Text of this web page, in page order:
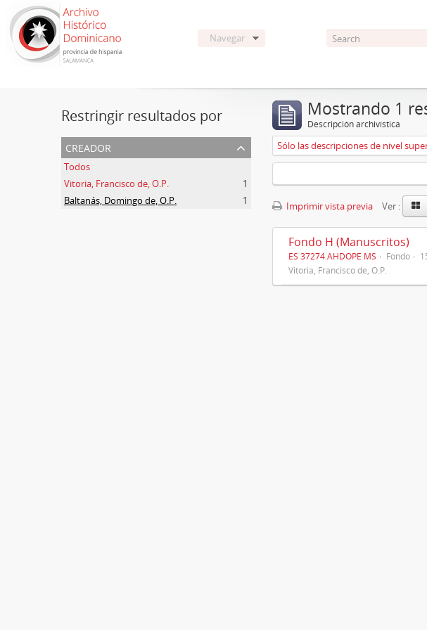
Navegar
Restringir resultados por
creador
Todos
Vitoria, Francisco de, O.P.
1
Baltanás, Domingo de, O.P.
1
Mostrando 1
Descripción archivística
Sólo las descripciones de nivel
Imprimir vista previa Ver :
Fondo H (Manuscritos)
ES 37274.AHDOPE MS Fondo
Vitoria, Francisco de, O.P.